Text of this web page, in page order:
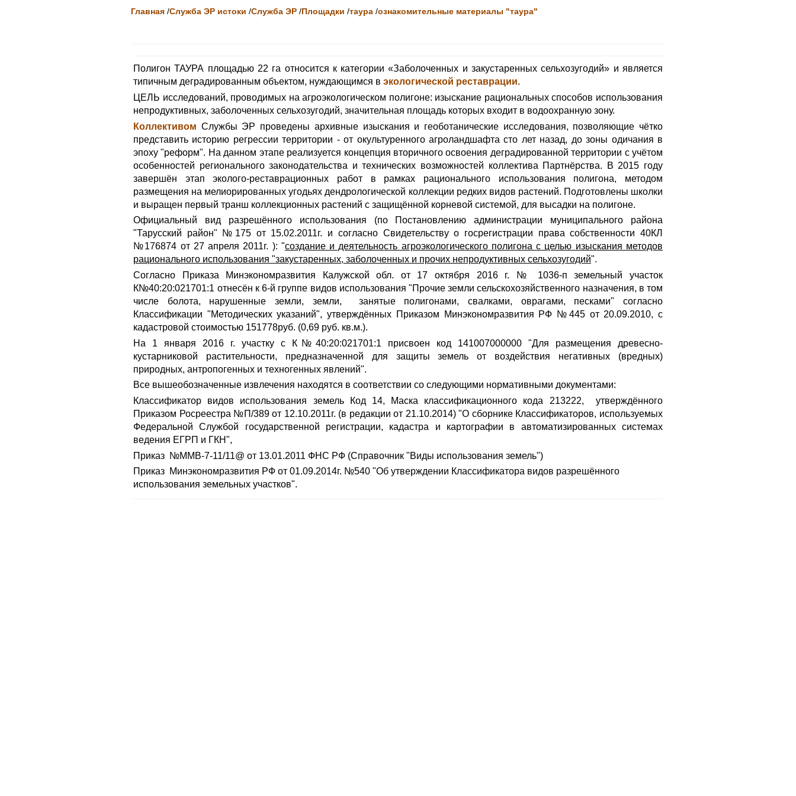
Главная /Служба ЭР истоки /Служба ЭР /Площадки /таура /ознакомительные материалы "таура"
Полигон ТАУРА площадью 22 га относится к категории «Заболоченных и закустаренных сельхозугодий» и является
типичным деградированным объектом, нуждающимся в экологической реставрации.
ЦЕЛЬ исследований, проводимых на агроэкологическом полигоне: изыскание рациональных способов использования
непродуктивных, заболоченных сельхозугодий, значительная площадь которых входит в водоохранную зону.
Коллективом Службы ЭР проведены архивные изыскания и геоботанические исследования, позволяющие чётко
представить историю регрессии территории - от окультуренного агроландшафта сто лет назад, до зоны одичания в
эпоху "реформ". На данном этапе реализуется концепция вторичного освоения деградированной территории с учётом
особенностей регионального законодательства и технических возможностей коллектива Партнёрства. В 2015 году
завершён этап эколого-реставрационных работ в рамках рационального использования полигона, методом
размещения на мелиорированных угодьях дендрологической коллекции редких видов растений. Подготовлены школки
и выращен первый транш коллекционных растений с защищённой корневой системой, для высадки на полигоне.
Официальный вид разрешённого использования (по Постановлению администрации муниципального района
"Тарусский район" №175 от 15.02.2011г. и согласно Свидетельству о госрегистрации права собственности 40КЛ
№176874 от 27 апреля 2011г. ): "создание и деятельность агроэкологического полигона с целью изыскания методов
рационального использования "закустаренных, заболоченных и прочих непродуктивных сельхозугодий".
Согласно Приказа Минэкономразвития Калужской обл. от 17 октября 2016 г. № 1036-п земельный участок
К№40:20:021701:1 отнесён к 6-й группе видов использования "Прочие земли сельскохозяйственного назначения, в том
числе болота, нарушенные земли, земли, занятые полигонами, свалками, оврагами, песками" согласно
Классификации "Методических указаний", утверждённых Приказом Минэкономразвития РФ №445 от 20.09.2010, с
кадастровой стоимостью 151778руб. (0,69 руб. кв.м.).
На 1 января 2016 г. участку с К№40:20:021701:1 присвоен код 141007000000 "Для размещения древесно-
кустарниковой растительности, предназначенной для защиты земель от воздействия негативных (вредных)
природных, антропогенных и техногенных явлений".
Все вышеобозначенные извлечения находятся в соответствии со следующими нормативными документами:
Классификатор видов использования земель Код 14, Маска классификационного кода 213222, утверждённого
Приказом Росреестра №П/389 от 12.10.2011г. (в редакции от 21.10.2014) "О сборнике Классификаторов, используемых
Федеральной Службой государственной регистрации, кадастра и картографии в автоматизированных системах
ведения ЕГРП и ГКН",
Приказ №ММВ-7-11/11@ от 13.01.2011 ФНС РФ (Справочник "Виды использования земель")
Приказ Минэкономразвития РФ от 01.09.2014г. №540 "Об утверждении Классификатора видов разрешённого
использования земельных участков".